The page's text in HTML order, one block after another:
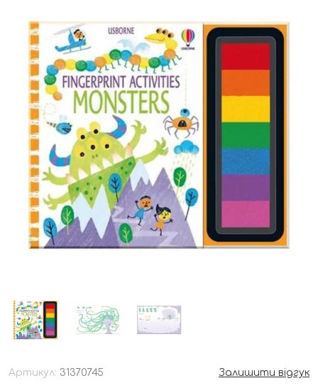
Артикул: 31370745 Залишити відгук